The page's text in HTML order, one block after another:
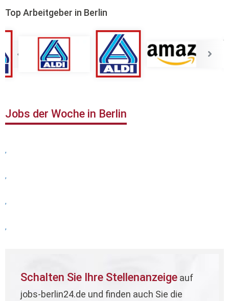
Top Arbeitgeber in Berlin
Jobs der Woche in Berlin
,
,
,
,
Schalten Sie Ihre Stellenanzeige auf
jobs-berlin24.de und finden auch Sie die